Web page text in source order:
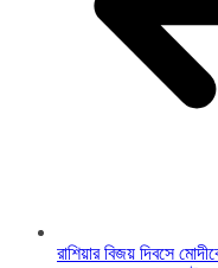
রাশিয়ার বিজয় দিবসে